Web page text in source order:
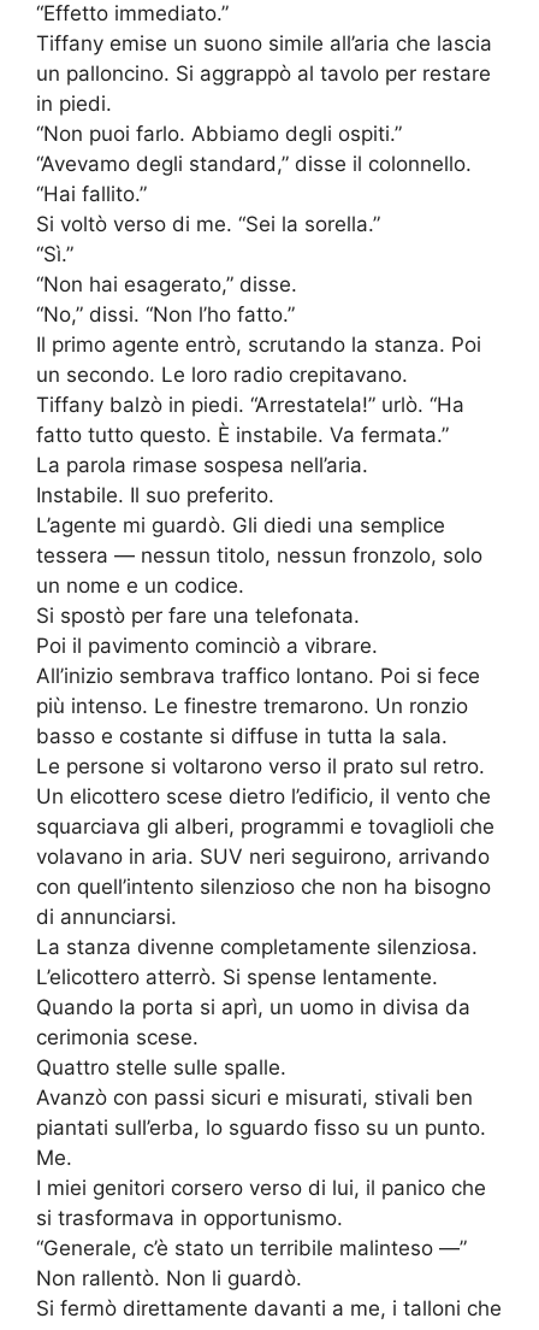
“Effetto immediato.”
Tiffany emise un suono simile all’aria che lascia
un palloncino. Si aggrappò al tavolo per restare
in piedi.
“Non puoi farlo. Abbiamo degli ospiti.”
“Avevamo degli standard,” disse il colonnello.
“Hai fallito.”
Si voltò verso di me. “Sei la sorella.”
“Sì.”
“Non hai esagerato,” disse.
“No,” dissi. “Non l’ho fatto.”
Il primo agente entrò, scrutando la stanza. Poi
un secondo. Le loro radio crepitavano.
Tiffany balzò in piedi. “Arrestatela!” urlò. “Ha
fatto tutto questo. È instabile. Va fermata.”
La parola rimase sospesa nell’aria.
Instabile. Il suo preferito.
L’agente mi guardò. Gli diedi una semplice
tessera — nessun titolo, nessun fronzolo, solo
un nome e un codice.
Si spostò per fare una telefonata.
Poi il pavimento cominciò a vibrare.
All’inizio sembrava traffico lontano. Poi si fece
più intenso. Le finestre tremarono. Un ronzio
basso e costante si diffuse in tutta la sala.
Le persone si voltarono verso il prato sul retro.
Un elicottero scese dietro l’edificio, il vento che
squarciava gli alberi, programmi e tovaglioli che
volavano in aria. SUV neri seguirono, arrivando
con quell’intento silenzioso che non ha bisogno
di annunciarsi.
La stanza divenne completamente silenziosa.
L’elicottero atterrò. Si spense lentamente.
Quando la porta si aprì, un uomo in divisa da
cerimonia scese.
Quattro stelle sulle spalle.
Avanzò con passi sicuri e misurati, stivali ben
piantati sull’erba, lo sguardo fisso su un punto.
Me.
I miei genitori corsero verso di lui, il panico che
si trasformava in opportunismo.
“Generale, c’è stato un terribile malinteso —”
Non rallentò. Non li guardò.
Si fermò direttamente davanti a me, i talloni che